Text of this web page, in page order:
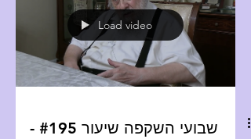
Load video
שבועי השקפה שיעור #195 -